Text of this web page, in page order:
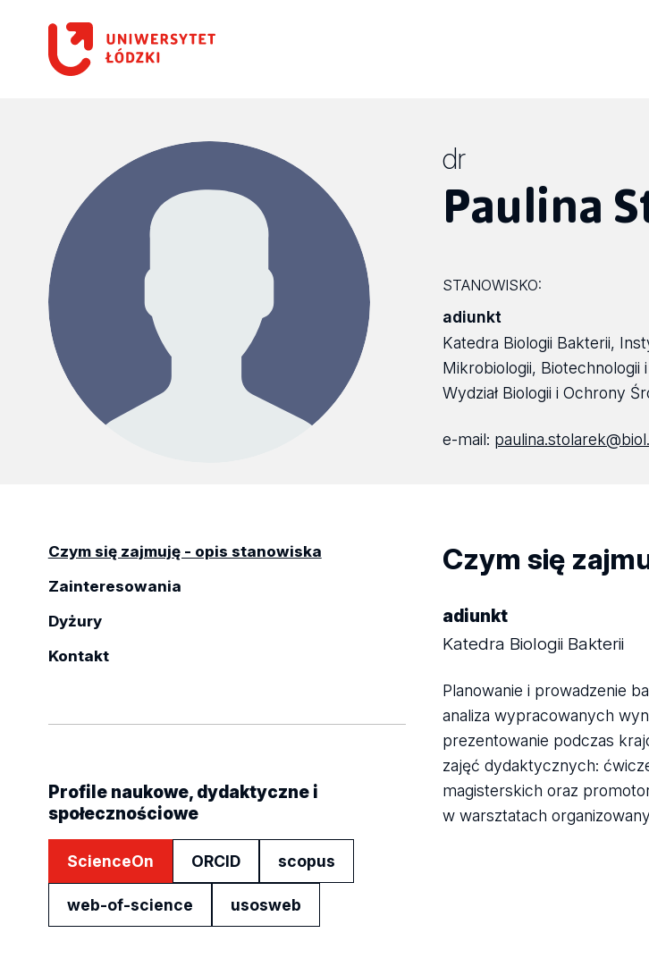
dr
Paulina
STANOWISKO:
adiunkt
Katedra Biologii Bakterii,
Mikrobiologii, Biotechnologii
Wydział Biologii i Ochrony
e-mail:
Czym się zajmuję - opis stanowiska
Zainteresowania
Dyżury
Kontakt
Profile naukowe, dydaktyczne i
społecznościowe
ScienceOn ORCID scopus
web-of-science usosweb
Czym się
adiunkt
Katedra Biologii Bakterii
Planowanie i prowadzenie
analiza wypracowanych
prezentowanie podczas
zajęć dydaktycznych:
magisterskich oraz
w warsztatach